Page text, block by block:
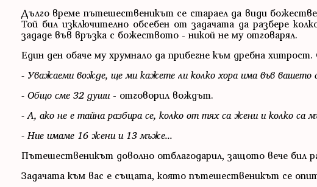
Дълго време пътешественикът се стараел да види
Той бил изключително обсебен от задачата да разбере
зададе във връзка с божеството - никой не му отговарял.
Един ден обаче му хрумнало да прибегне към дребна
- Уважаеми вожде, ще ми кажете ли колко хора има във вашето
- Общо сме 32 души- отговорил вождът.
- А, ако не е тайна разбира се, колко от тях са жени и колко са
- Ние имаме 16 жени и 13 мъже...
Пътешественикът доволно отблагодарил, защото вече бил
Задачата към вас е същата, която пътешественикът се